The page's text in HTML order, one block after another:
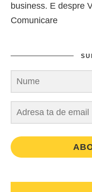
business. E despre
Comunicare